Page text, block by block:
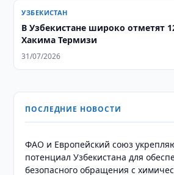
УЗБЕКИСТАН
В Узбекистане широко отметят
Хакима Термизи
31/07/2026
ПОСЛЕДНИЕ НОВОСТИ
ФАО и Европейский союз
потенциал Узбекистана для
безопасного обращения с